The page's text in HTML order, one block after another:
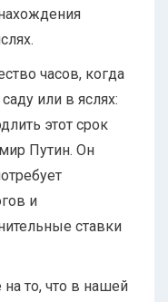
часов, когда
или в яслях:
этот срок
Путин. Он
и
ставки
то, что в нашей